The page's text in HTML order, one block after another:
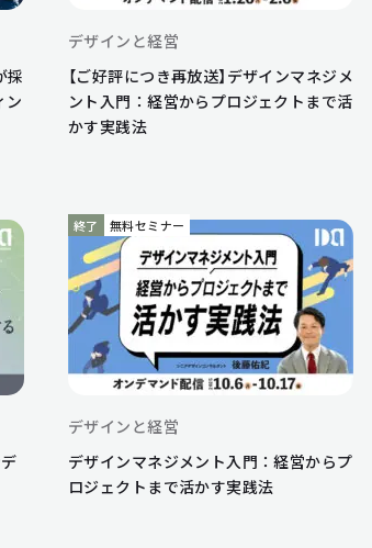
採
ン
デザインと経営
【ご好評につき再放送】デザインマネジメ
ント入門：経営からプロジェクトまで活
かす実践法
終了 無料セミナー
デザインと経営
デザインマネジメント入門：経営からプ
ロジェクトまで活かす実践法